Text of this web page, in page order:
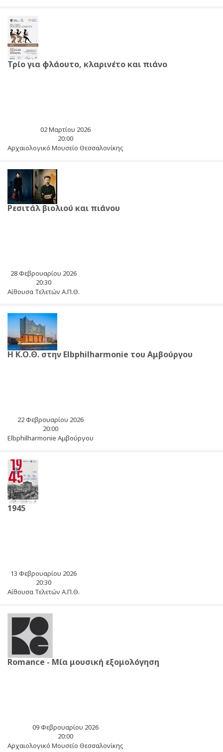
Τρίο για φλάουτο, κλαρινέτο και πιάνο
02 Μαρτίου 2026
20:00
Αρχαιολογικό Μουσείο Θεσσαλονίκης
Ρεσιτάλ βιολιού και πιάνου
28 Φεβρουαρίου 2026
20:30
Αίθουσα Τελετών Α.Π.Θ.
Η Κ.Ο.Θ. στην Elbphilharmonie του Αμβούργου
22 Φεβρουαρίου 2026
20:00
Elbphilharmonie Αμβούργου
1945
13 Φεβρουαρίου 2026
20:30
Αίθουσα Τελετών Α.Π.Θ.
Romance - Μία μουσική εξομολόγηση
09 Φεβρουαρίου 2026
20:00
Αρχαιολογικό Μουσείο Θεσσαλονίκης